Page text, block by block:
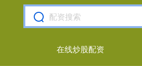
在线炒股配资